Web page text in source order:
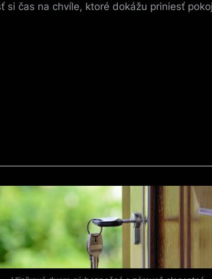
čas na chvíle, ktoré dokážu priniesť